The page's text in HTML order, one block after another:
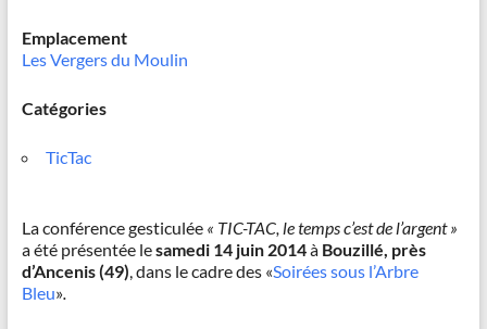
Emplacement
Les Vergers du Moulin
Catégories
TicTac
La conférence gesticulée « TIC-TAC, le temps c’est de l’argent »
a été présentée lesamedi 14 juin 2014à Bouzillé, près
d’Ancenis (49) , dans le cadre des «Soirées sous l’Arbre
Bleu».